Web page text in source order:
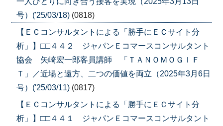
号）('25/03/18) (0818)
【ＥＣコンサルタントによる「勝手にＥＣサイト分
析」】□□４４２ ジャパンＥコマースコンサルタント
協会 矢崎宏一郎客員講師 「ＴＡＮＯＭＯＧＩＦ
Ｔ」／近場と遠方、二つの価値を両立（2025年3月6日
号）('25/03/11) (0817)
【ＥＣコンサルタントによる「勝手にＥＣサイト分
析」】□□４４１ ジャパンＥコマースコンサルタント